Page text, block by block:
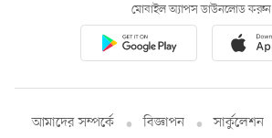
মোবাইল অ্যাপস ডাউনলোড করুন
আমাদের সম্পর্কে বিজ্ঞাপন সার্কুলেশন